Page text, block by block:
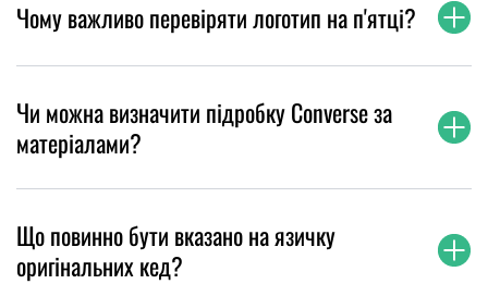
Чому важливо перевіряти логотип на п'ятці?
Чи можна визначити підробку Converse за
матеріалами?
Що повинно бути вказано на язичку
оригінальних кед?